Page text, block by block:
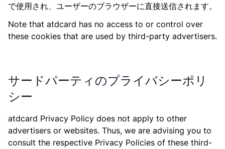
で使用され、ユーザーのブラウザーに直接送信されます。
Note that atdcard has no access to or control over
these cookies that are used by third-party advertisers.
サードパーティのプライバシーポリ
シー
atdcard Privacy Policy does not apply to other
advertisers or websites. Thus, we are advising you to
consult the respective Privacy Policies of these third-